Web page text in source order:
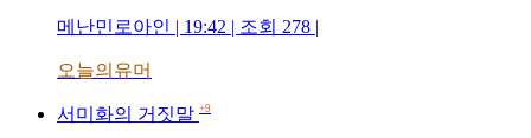
메난민로아인 | 19:42 | 조회 278 |
오늘의유머
서미화의 거짓말 +9